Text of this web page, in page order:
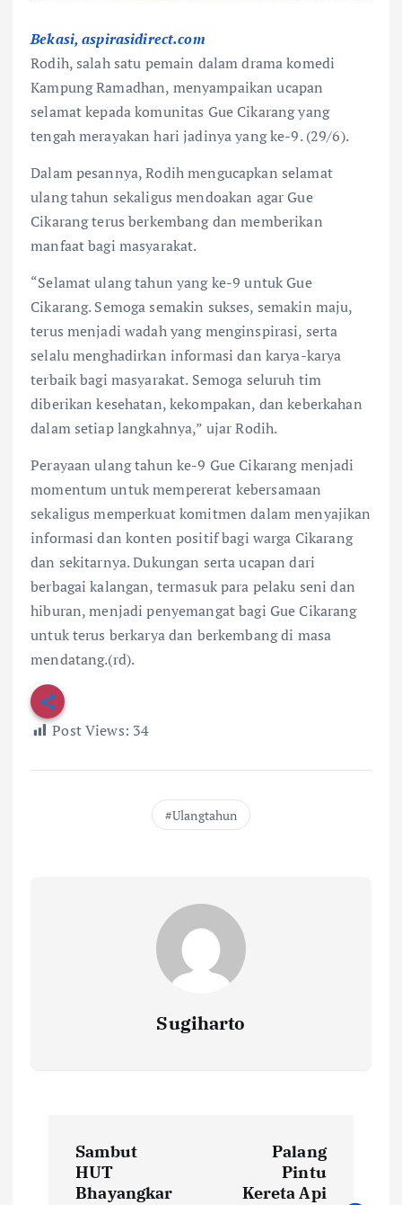
Bekasi, aspirasidirect.com
Rodih, salah satu pemain dalam drama komedi
Kampung Ramadhan, menyampaikan ucapan
selamat kepada komunitas Gue Cikarang yang
tengah merayakan hari jadinya yang ke-9. (29/6).
Dalam pesannya, Rodih mengucapkan selamat
ulang tahun sekaligus mendoakan agar Gue
Cikarang terus berkembang dan memberikan
manfaat bagi masyarakat.
“Selamat ulang tahun yang ke-9 untuk Gue
Cikarang. Semoga semakin sukses, semakin maju,
terus menjadi wadah yang menginspirasi, serta
selalu menghadirkan informasi dan karya-karya
terbaik bagi masyarakat. Semoga seluruh tim
diberikan kesehatan, kekompakan, dan keberkahan
dalam setiap langkahnya,” ujar Rodih.
Perayaan ulang tahun ke-9 Gue Cikarang menjadi
momentum untuk mempererat kebersamaan
sekaligus memperkuat komitmen dalam menyajikan
informasi dan konten positif bagi warga Cikarang
dan sekitarnya. Dukungan serta ucapan dari
berbagai kalangan, termasuk para pelaku seni dan
hiburan, menjadi penyemangat bagi Gue Cikarang
untuk terus berkarya dan berkembang di masa
mendatang.(rd).
Post Views: 34
Ulangtahun
Sugiharto
Sambut
HUT
Bhayangkar
Palang
Pintu
Kereta Api